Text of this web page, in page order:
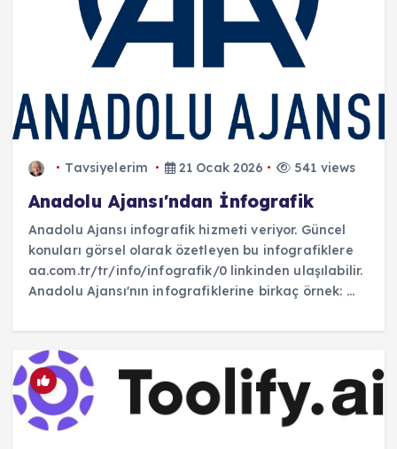
Tavsiyelerim 21 Ocak 2026 541 views
Anadolu Ajansı'ndan İnfografik
Anadolu Ajansı infografik hizmeti veriyor. Güncel
konuları görsel olarak özetleyen bu infografiklere
aa.com.tr/tr/info/infografik/0 linkinden ulaşılabilir.
Anadolu Ajansı'nın infografiklerine birkaç örnek: ...